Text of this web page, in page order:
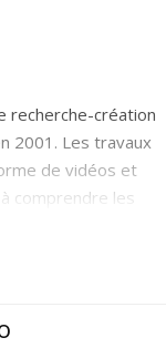
recherche-création
2001. Les travaux
de vidéos et
comprendre les
en interrogeant la
en architecture.
medialabAU